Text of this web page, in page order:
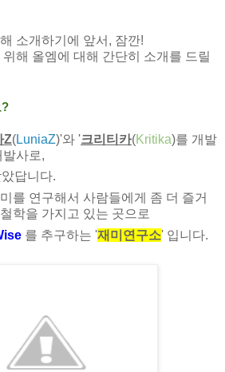
소개하기에 앞서 , 잠깐!
해 올엠에 대해 간단히 소개를 드릴
?
Z(LuniaZ)'와 '크리티카(Kritika)를 개발
발사로,
답니다.
를 연구해서 사람들에게 좀 더 즐거
학을 가지고 있는 곳으로
를 추구하는 '재미연구소' 입니다.